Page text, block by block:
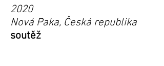
2020
soutěž
Nová Paka, Česká republika